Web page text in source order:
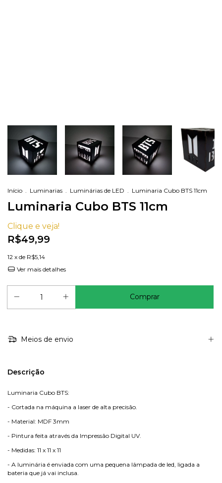
Início Luminarias Luminárias de LED Luminaria Cubo BTS 11cm
Luminaria Cubo BTS 11cm
Clique e veja!
R$49,99
12 x de R$5,14
Ver mais detalhes
Meios de envio
Descrição
Luminaria Cubo BTS:
- Cortada na máquina a laser de alta precisão.
- Material: MDF 3mm
- Pintura feita através da Impressão Digital UV.
- Medidas: 11 x 11 x 11
- A luminária é enviada com uma pequena lâmpada de led, ligada a
bateria que já vai inclusa.